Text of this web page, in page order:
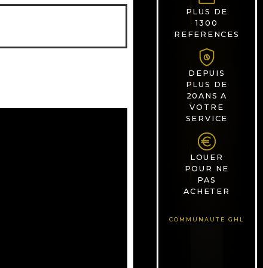
PLUS DE
1300
REFERENCES
DEPUIS
PLUS DE
20ANS A
VOTRE
SERVICE
LOUER
POUR NE
PAS
ACHETER